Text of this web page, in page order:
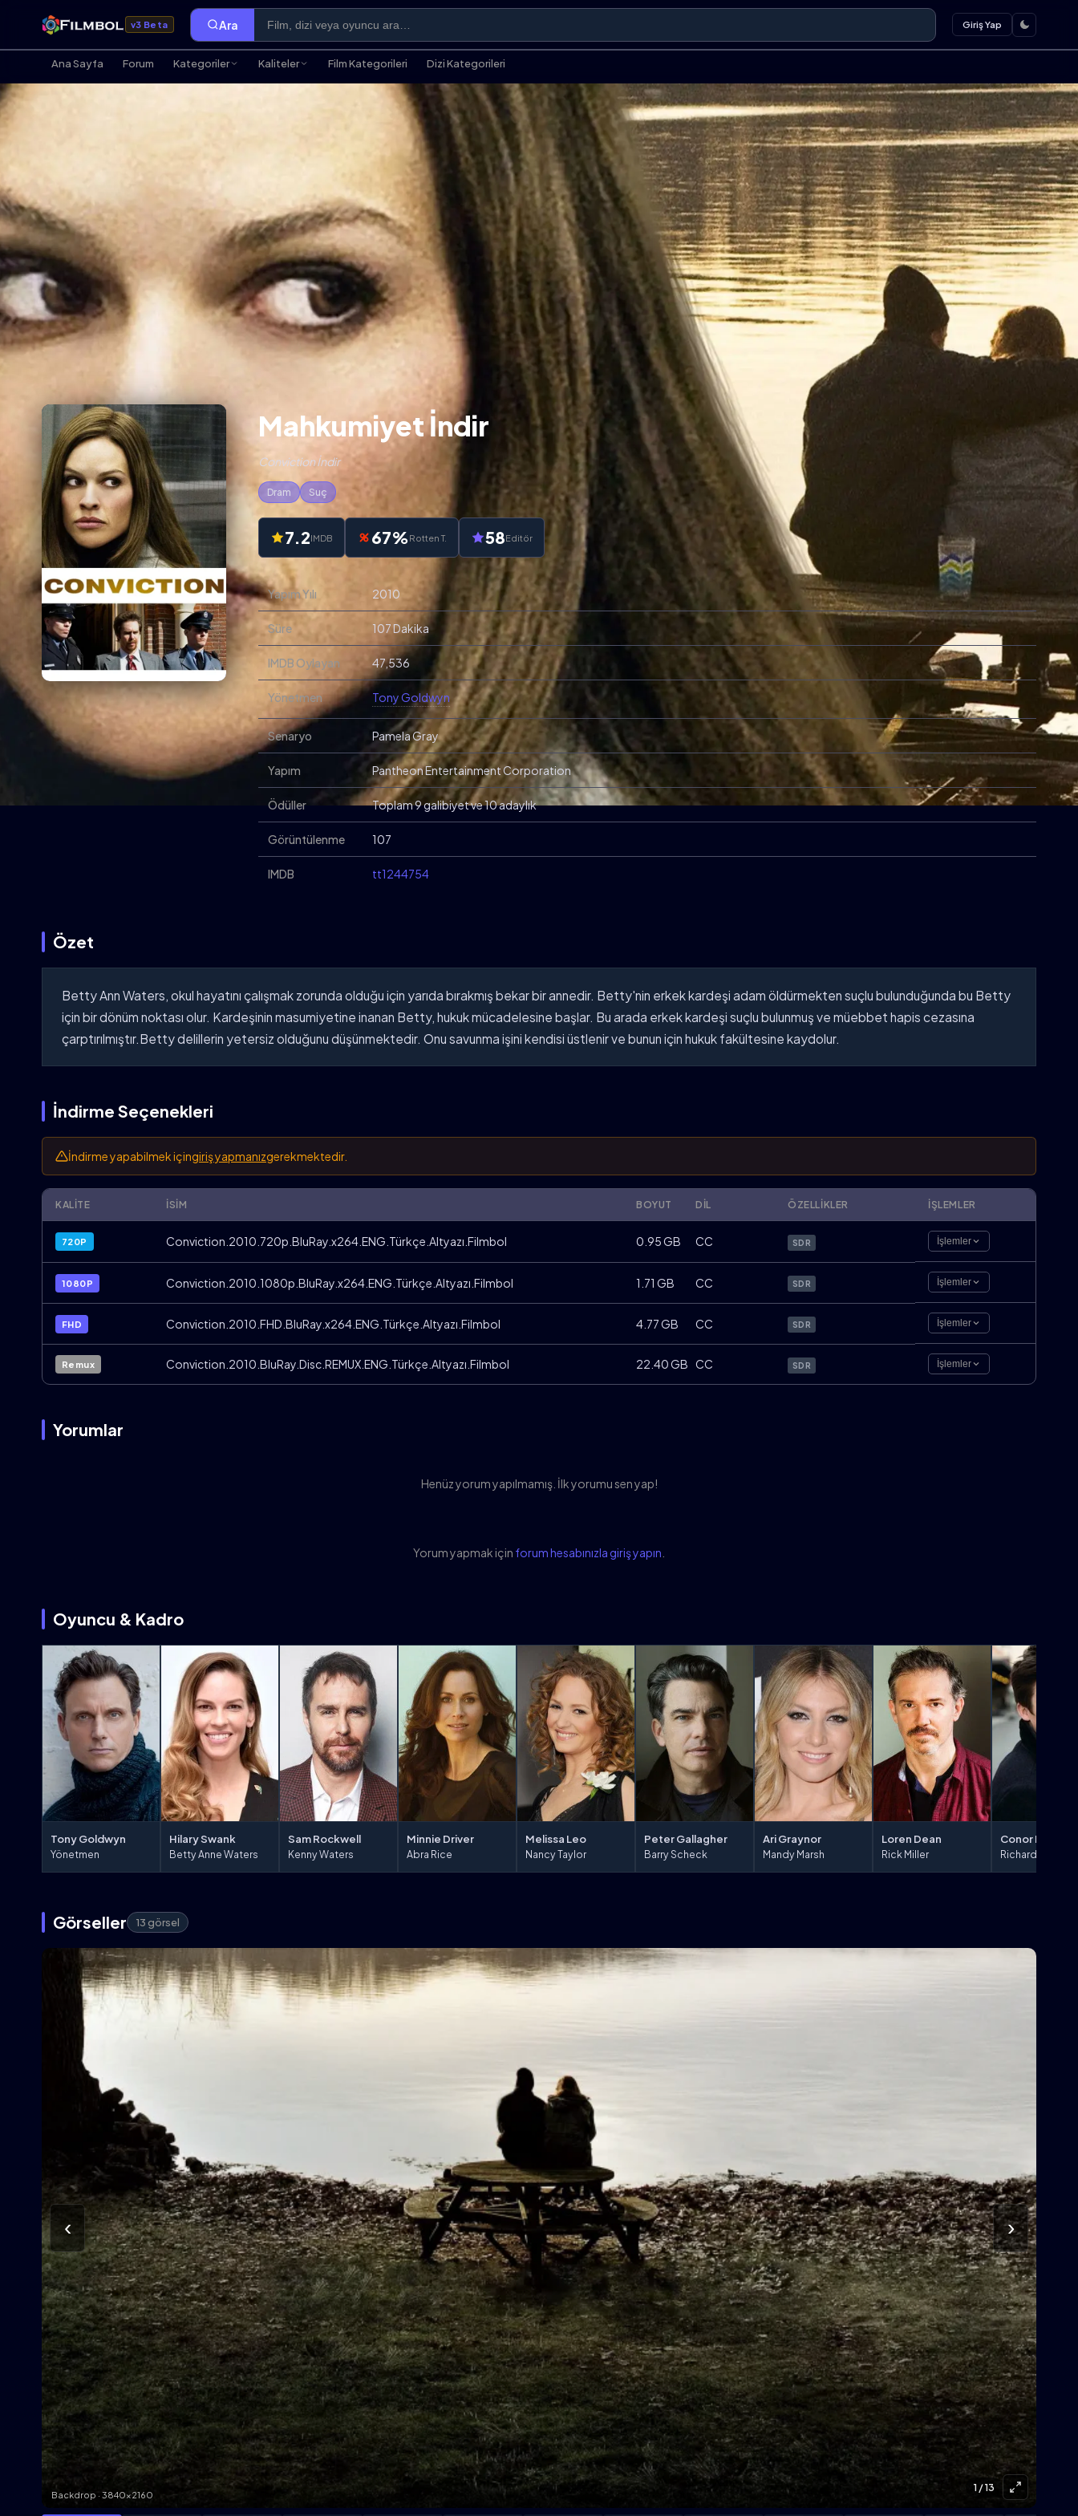
v3 Beta Ara Giriş Yap
Ana Sayfa Forum Kategoriler Kaliteler Film Kategorileri Dizi Kategorileri
Mahkumiyet İndir
Conviction İndir
Dram Suç
7.2IMDB 67%Rotten T. 58Editör
Yapım Yılı 2010
Süre 107 Dakika
IMDB Oylayan 47,536
Yönetmen Tony Goldwyn
Senaryo Pamela Gray
Yapım Pantheon Entertainment Corporation
Ödüller Toplam 9 galibiyet ve 10 adaylık
Görüntülenme 107
IMDB tt1244754
Özet
Betty Ann Waters, okul hayatını çalışmak zorunda olduğu için yarıda bırakmış bekar bir annedir. Betty'nin erkek kardeşi adam öldürmekten suçlu bulunduğunda bu Betty
için bir dönüm noktası olur. Kardeşinin masumiyetine inanan Betty, hukuk mücadelesine başlar. Bu arada erkek kardeşi suçlu bulunmuş ve müebbet hapis cezasına
çarptırılmıştır.Betty delillerin yetersiz olduğunu düşünmektedir. Onu savunma işini kendisi üstlenir ve bunun için hukuk fakültesine kaydolur.
İndirme Seçenekleri
İndirme yapabilmek içingiriş yapmanızgerekmektedir.
KALITE İSIM BOYUT DIL ÖZELLIKLER İŞLEMLER
720P Conviction.2010.720p.BluRay.x264.ENG.Türkçe.Altyazı.Filmbol 0.95 GB CC SDR İşlemler
1080P Conviction.2010.1080p.BluRay.x264.ENG.Türkçe.Altyazı.Filmbol 1.71 GB CC SDR İşlemler
FHD Conviction.2010.FHD.BluRay.x264.ENG.Türkçe.Altyazı.Filmbol 4.77 GB CC SDR İşlemler
Remux Conviction.2010.BluRay.Disc.REMUX.ENG.Türkçe.Altyazı.Filmbol 22.40 GB CC SDR İşlemler
Yorumlar
Henüz yorum yapılmamış. İlk yorumu sen yap!
Yorum yapmak için forum hesabınızla giriş yapın
Oyuncu & Kadro
Tony Goldwyn
Yönetmen
Hilary Swank
Betty Anne Waters
Sam Rockwell
Kenny Waters
Minnie Driver
Abra Rice
Melissa Leo
Nancy Taylor
Peter Gallagher
Barry Scheck
Ari Graynor
Mandy Marsh
Loren Dean
Rick Miller
Conor
Richard Miller
Görseller 13 görsel
‹
Backdrop · 3840×2160
›
1 / 13